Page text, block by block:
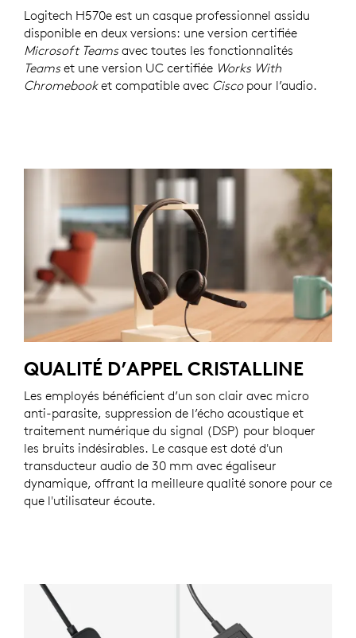
Logitech H570e est un casque professionnel assidu
disponible en deux versions: une version certifiée
Microsoft Teamsavec toutes les fonctionnalités
Teamset une version UC certifiée Works With
Chromebooket compatible avec Ciscopour l’audio.
QUALITÉ D’APPEL CRISTALLINE
Les employés bénéficient d’un son clair avec micro
anti-parasite, suppression de l’écho acoustique et
traitement numérique du signal (DSP) pour bloquer
les bruits indésirables. Le casque est doté d'un
transducteur audio de 30 mm avec égaliseur
dynamique, offrant la meilleure qualité sonore pour ce
que l'utilisateur écoute.